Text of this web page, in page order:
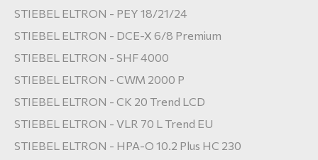
STIEBEL ELTRON - PEY 18/21/24
STIEBEL ELTRON - DCE-X 6/8 Premium
STIEBEL ELTRON - SHF 4000
STIEBEL ELTRON - CWM 2000 P
STIEBEL ELTRON - CK 20 Trend LCD
STIEBEL ELTRON - VLR 70 L Trend EU
STIEBEL ELTRON - HPA-O 10.2 Plus HC 230